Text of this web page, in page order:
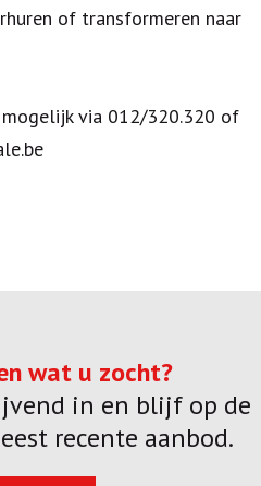
of transformeren naar
via 012/320.320 of
wat u zocht?
in en blijf op de
recente aanbod.